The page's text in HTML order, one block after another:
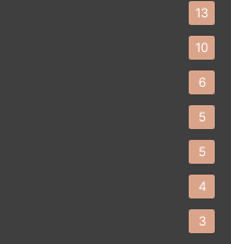
13
10
6
5
5
4
3